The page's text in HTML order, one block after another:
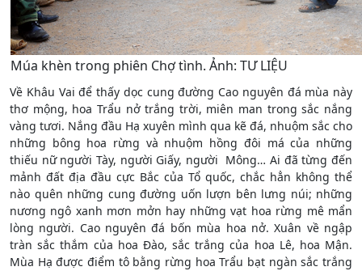
Múa khèn trong phiên Chợ tình. Ảnh: TƯ LIỆU
Về Khâu Vai để thấy dọc cung đường Cao nguyên đá mùa này
thơ mộng, hoa Trẩu nở trắng trời, miên man trong sắc nắng
vàng tươi. Nắng đầu Hạ xuyên mình qua kẽ đá, nhuộm sắc cho
những bông hoa rừng và nhuộm hồng đôi má của những
thiếu nữ người Tày, người Giấy, người Mông… Ai đã từng đến
mảnh đất địa đầu cực Bắc của Tổ quốc, chắc hẳn không thể
nào quên những cung đường uốn lượn bên lưng núi; những
nương ngô xanh mơn mởn hay những vạt hoa rừng mê mẩn
lòng người. Cao nguyên đá bốn mùa hoa nở. Xuân về ngập
tràn sắc thắm của hoa Đào, sắc trắng của hoa Lê, hoa Mận.
Mùa Hạ được điểm tô bằng rừng hoa Trẩu bạt ngàn sắc trắng